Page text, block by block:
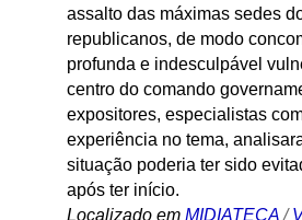
assalto das máximas sedes
republicanos, de modo
profunda e indesculpável
centro do comando
expositores, especialistas
experiência no tema,
situação poderia ter sido
após ter início.
Localizado em MIDIATECA /